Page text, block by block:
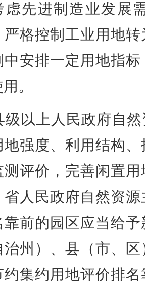
虑先进制造业发展
严格控制工业用地
中安排一定用地指
。
级以上人民政府自
地强度、利用结构
测评价，完善闲置
省人民政府自然资
靠前的园区应当给
治州）、县（市、
约集约用地评价排